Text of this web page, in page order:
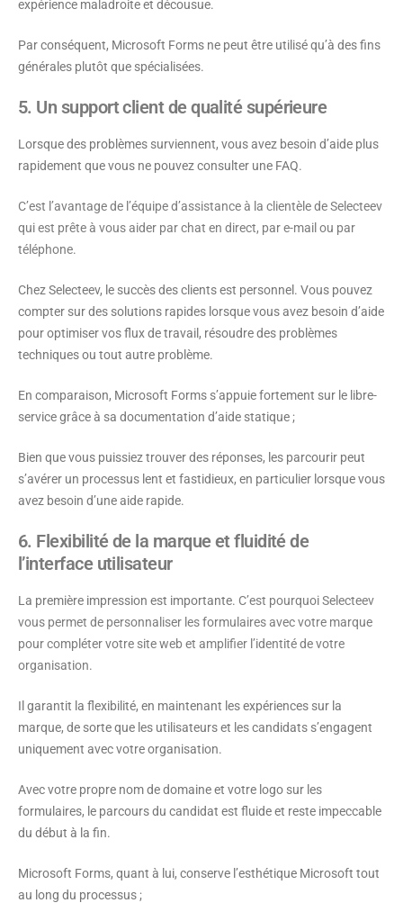
expérience maladroite et décousue.
Par conséquent, Microsoft Forms ne peut être utilisé qu’à des fins
générales plutôt que spécialisées.
5. Un support client de qualité supérieure
Lorsque des problèmes surviennent, vous avez besoin d’aide plus
rapidement que vous ne pouvez consulter une FAQ.
C’est l’avantage de l’équipe d’assistance à la clientèle de Selecteev
qui est prête à vous aider par chat en direct, par e-mail ou par
téléphone.
Chez Selecteev, le succès des clients est personnel. Vous pouvez
compter sur des solutions rapides lorsque vous avez besoin d’aide
pour optimiser vos flux de travail, résoudre des problèmes
techniques ou tout autre problème.
En comparaison, Microsoft Forms s’appuie fortement sur le libre-
service grâce à sa documentation d’aide statique ;
Bien que vous puissiez trouver des réponses, les parcourir peut
s’avérer un processus lent et fastidieux, en particulier lorsque vous
avez besoin d’une aide rapide.
6. Flexibilité de la marque et fluidité de
l’interface utilisateur
La première impression est importante. C’est pourquoi Selecteev
vous permet de personnaliser les formulaires avec votre marque
pour compléter votre site web et amplifier l’identité de votre
organisation.
Il garantit la flexibilité, en maintenant les expériences sur la
marque, de sorte que les utilisateurs et les candidats s’engagent
uniquement avec votre organisation.
Avec votre propre nom de domaine et votre logo sur les
formulaires, le parcours du candidat est fluide et reste impeccable
du début à la fin.
Microsoft Forms, quant à lui, conserve l’esthétique Microsoft tout
au long du processus ;